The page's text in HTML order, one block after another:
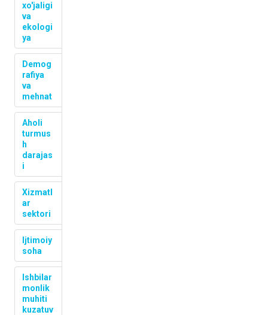
xo'jaligi
va
ekologi
ya
Demog
rafiya
va
mehnat
Aholi
turmus
h
darajas
i
Xizmatl
ar
sektori
Ijtimoiy
soha
Ishbilar
monlik
muhiti
kuzatuv